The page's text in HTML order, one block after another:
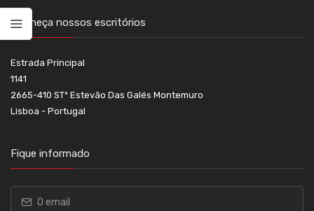
Conheça nossos escritórios
Estrada Principal
1141
2665-410 STº Estevão Das Galés Montemuro
Lisboa - Portugal
Fique informado